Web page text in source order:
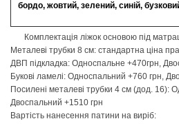
бордо, жовтий, зелений, синій,
Комплектація ліжок основою під
Металеві трубки 8 см: стандартна ціна
ДВП підкладка: Односпальне +470грн,
Букові ламелі: Односпальний +760 грн,
Посилені металеві трубки 4 см (дод. 16):
Двоспальний +1510 грн
Вартість нанесення патини на виріб: